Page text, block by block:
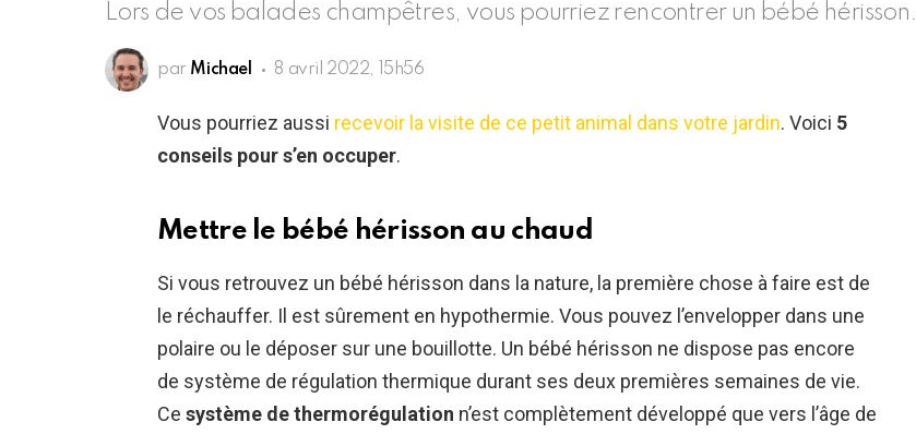
Lors de vos balades champêtres, vous pourriez rencontrer un bébé hérisson.
par Michael 8 avril 2022, 15h56
Vous pourriez aussi recevoir la visite de ce petit animal dans votre jardin. Voici 5
conseils pour s’en occuper.
Mettre le bébé hérisson au chaud
Si vous retrouvez un bébé hérisson dans la nature, la première chose à faire est de
le réchauffer. Il est sûrement en hypothermie. Vous pouvez l’envelopper dans une
polaire ou le déposer sur une bouillotte. Un bébé hérisson ne dispose pas encore
de système de régulation thermique durant ses deux premières semaines de vie.
Ce système de thermorégulation n’est complètement développé que vers l’âge de